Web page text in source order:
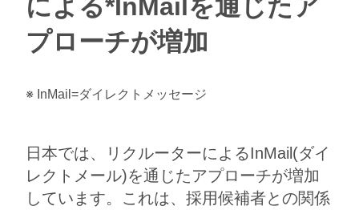
による*InMailを通じたア
プローチが増加​
※ InMail=ダイレクトメッセージ​
日本では、リクルーターによるInMail(ダイ
レクトメール)を通じたアプローチが増加
しています。これは、採用候補者との関係